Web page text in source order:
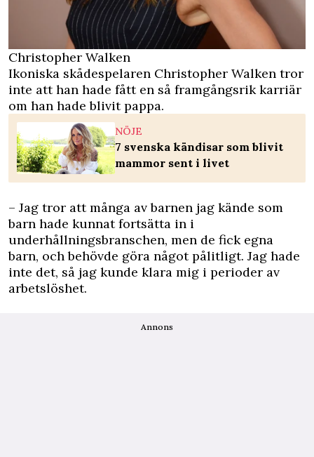
Christopher Walken
Ikoniska skådespelaren Christopher Walken tror
inte att han hade fått en så framgångsrik karriär
om han hade blivit pappa.
NÖJE
7 svenska kändisar som blivit
mammor sent i livet
– Jag tror att många av barnen jag kände som
barn hade kunnat fortsätta in i
underhållningsbranschen, men de fick egna
barn, och behövde göra något pålitligt. Jag hade
inte det, så jag kunde klara mig i perioder av
arbetslöshet.
Annons